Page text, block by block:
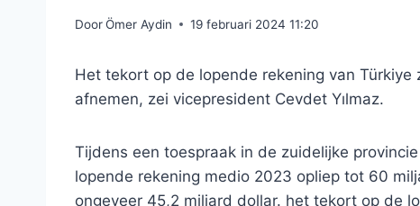
DoorÖmer Aydin 19 februari 2024 11:20
Het tekort op de lopende rekening van
afnemen, zei vicepresident Cevdet Yılmaz.
Tijdens een toespraak in de zuidelijke
lopende rekening medio 2023 opliep tot 60
ongeveer 45,2 miljard dollar. het tekort op de